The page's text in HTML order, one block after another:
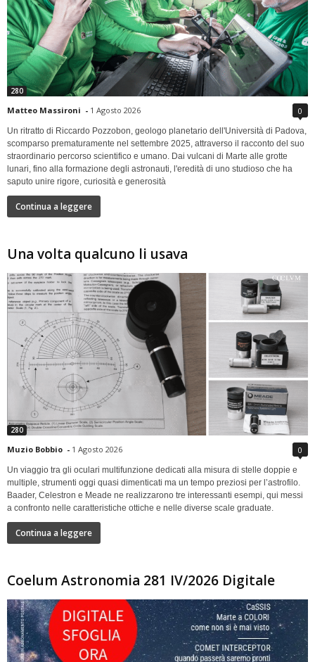
280
Matteo Massironi - 1 Agosto 2026 0
Un ritratto di Riccardo Pozzobon, geologo planetario dell'Università di Padova,
scomparso prematuramente nel settembre 2025, attraverso il racconto del suo
straordinario percorso scientifico e umano. Dai vulcani di Marte alle grotte
lunari, fino alla formazione degli astronauti, l'eredità di uno studioso che ha
saputo unire rigore, curiosità e generosità
Continua a leggere
Una volta qualcuno li usava
280
Muzio Bobbio - 1 Agosto 2026 0
Un viaggio tra gli oculari multifunzione dedicati alla misura di stelle doppie e
multiple, strumenti oggi quasi dimenticati ma un tempo preziosi per l’astrofilo.
Baader, Celestron e Meade ne realizzarono tre interessanti esempi, qui messi
a confronto nelle caratteristiche ottiche e nelle diverse scale graduate.
Continua a leggere
Coelum Astronomia 281 IV/2026 Digitale